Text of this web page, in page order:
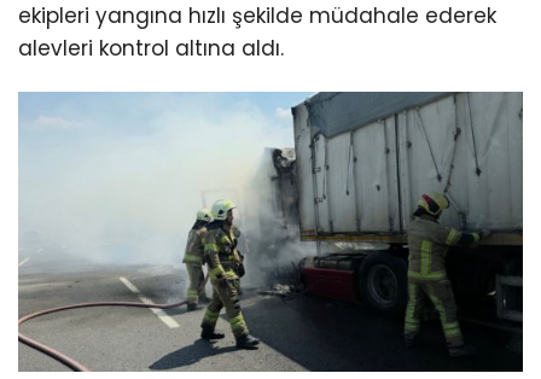
ekipleri yangına hızlı şekilde müdahale ederek
alevleri kontrol altına aldı.